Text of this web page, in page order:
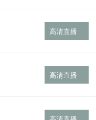
高清直播
高清直播